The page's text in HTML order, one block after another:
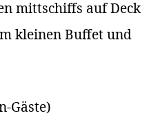
mittschiffs auf Deck
kleinen Buffet und